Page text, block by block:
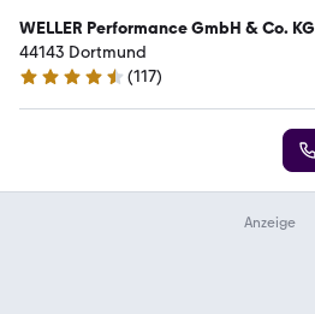
WELLER Performance GmbH & Co. KG
44143 Dortmund
4.6 Sterne
(117)